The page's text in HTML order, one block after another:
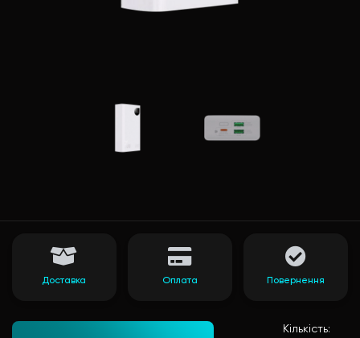
Кількість:
Доставка Оплата Повернення